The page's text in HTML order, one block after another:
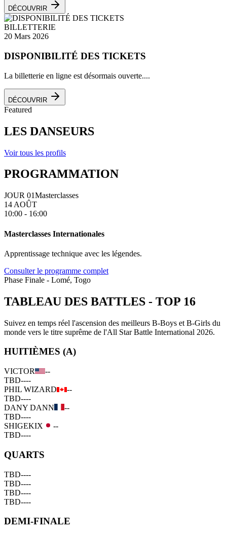
DÉCOUVRIR
BILLETTERIE
20 Mars 2026
DISPONIBILITÉ DES TICKETS
La billetterie en ligne est désormais ouverte....
DÉCOUVRIR
Featured
LES DANSEURS
Voir tous les profils
PROGRAMMATION
JOUR 01Masterclasses
14 AOÛT
10:00 - 16:00
Masterclasses Internationales
Apprentissage technique avec les légendes.
Consulter le programme complet
Phase Finale - Lomé, Togo
TABLEAU DES BATTLES - TOP 16
Suivez en temps réel l'ascension des meilleurs B-Boys et B-Girls du
monde vers le titre suprême de l'All Star Battle International 2026.
HUITIÈMES (A)
VICTOR
--
TBD----
PHIL WIZARD
--
TBD----
DANY DANN
--
TBD----
SHIGEKIX
--
TBD----
QUARTS
TBD----
TBD----
TBD----
TBD----
DEMI-FINALE